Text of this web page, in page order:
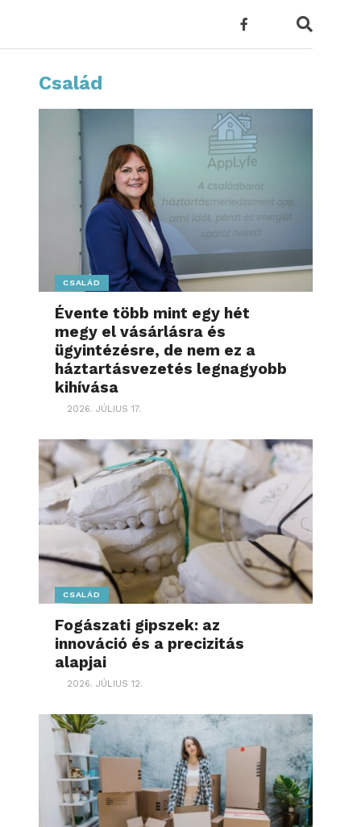
Család
CSALÁD
Évente több mint egy hét
megy el vásárlásra és
ügyintézésre, de nem ez a
háztartásvezetés legnagyobb
kihívása
2026. JÚLIUS 17.
CSALÁD
Fogászati gipszek: az
innováció és a precizitás
alapjai
2026. JÚLIUS 12.